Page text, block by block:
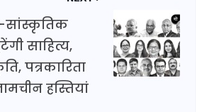
सांस्कृतिक
साहित्य,
पत्रकारिता
हस्तियां
का राशिफल: जानिए
आपके सितारे (25